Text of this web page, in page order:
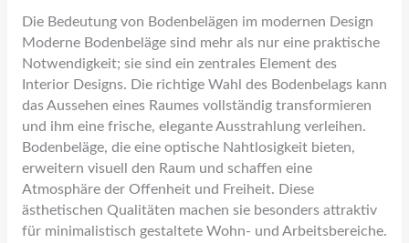
Die Bedeutung von Bodenbelägen im modernen Design
Moderne Bodenbeläge sind mehr als nur eine praktische
Notwendigkeit; sie sind ein zentrales Element des
Interior Designs. Die richtige Wahl des Bodenbelags kann
das Aussehen eines Raumes vollständig transformieren
und ihm eine frische, elegante Ausstrahlung verleihen.
Bodenbeläge, die eine optische Nahtlosigkeit bieten,
erweitern visuell den Raum und schaffen eine
Atmosphäre der Offenheit und Freiheit. Diese
ästhetischen Qualitäten machen sie besonders attraktiv
für minimalistisch gestaltete Wohn- und Arbeitsbereiche.